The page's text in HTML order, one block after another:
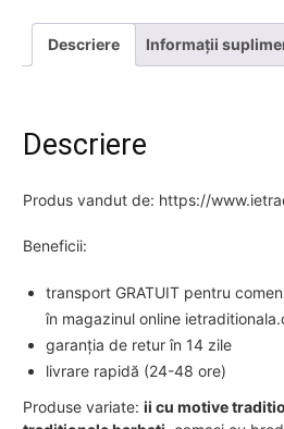
Descriere Informații
Descriere
Produs vandut de: https://
Beneficii:
transport GRATUIT pentru
în magazinul online
garanția de retur în 14 zile
livrare rapidă (24-48 ore)
Produse variate: ii cu motive